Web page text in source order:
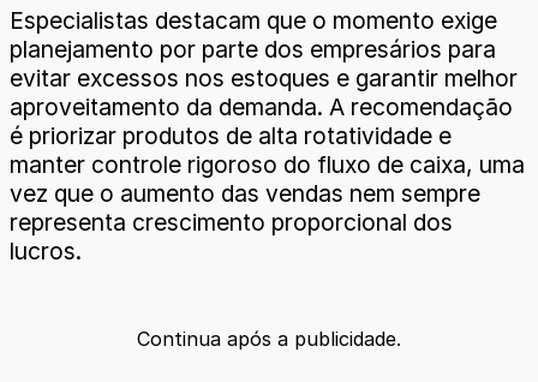
Especialistas destacam que o momento exige
planejamento por parte dos empresários para
evitar excessos nos estoques e garantir melhor
aproveitamento da demanda. A recomendação
é priorizar produtos de alta rotatividade e
manter controle rigoroso do fluxo de caixa, uma
vez que o aumento das vendas nem sempre
representa crescimento proporcional dos
lucros.
Continua após a publicidade.